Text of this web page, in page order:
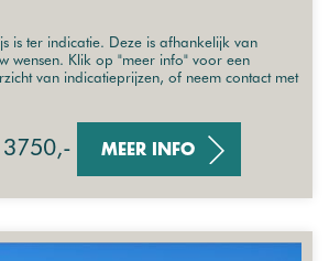
is ter indicatie. Deze is afhankelijk van
wensen. Klik op "meer info" voor een
van indicatieprijzen, of neem contact met
3750,- MEER INFO